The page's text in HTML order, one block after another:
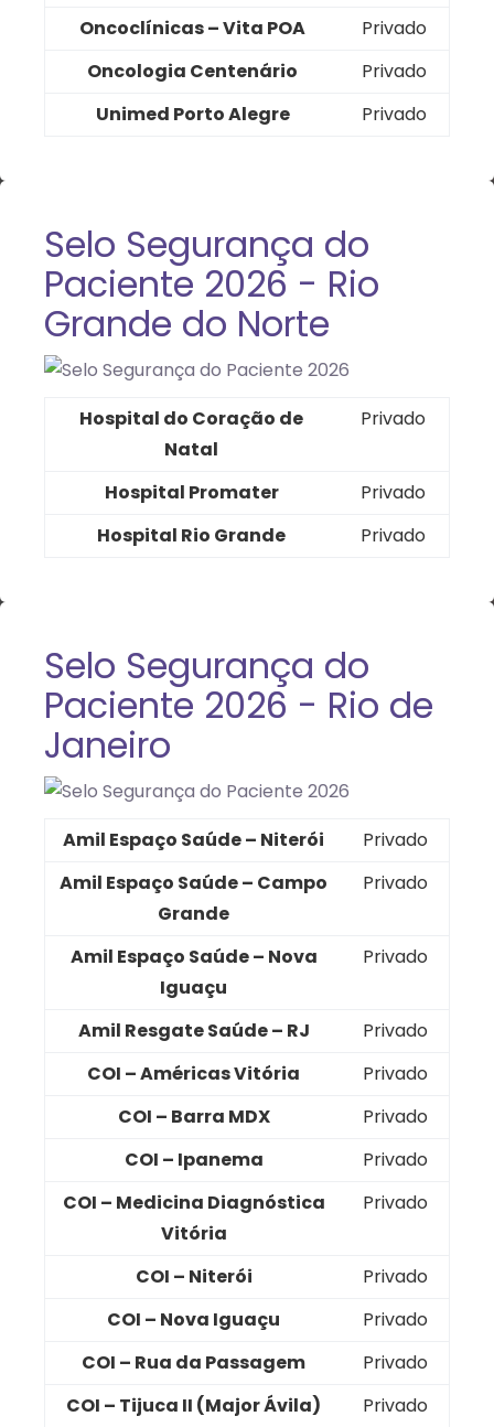
Oncoclínicas – Vita POA
Privado
Oncologia Centenário
Privado
Unimed Porto Alegre
Privado
Selo Segurança do
Paciente 2026 - Rio
Grande do Norte
Hospital do Coração de
Natal
Privado
Hospital Promater
Privado
Hospital Rio Grande
Privado
Selo Segurança do
Paciente 2026 - Rio de
Janeiro
Amil Espaço Saúde – Niterói
Privado
Amil Espaço Saúde – Campo
Grande
Privado
Amil Espaço Saúde – Nova
Iguaçu
Privado
Amil Resgate Saúde – RJ
Privado
COI – Américas Vitória
Privado
COI – Barra MDX
Privado
COI – Ipanema
Privado
COI – Medicina Diagnóstica
Vitória
Privado
COI – Niterói
Privado
COI – Nova Iguaçu
Privado
COI – Rua da Passagem
Privado
COI – Tijuca II (Major Ávila)
Privado